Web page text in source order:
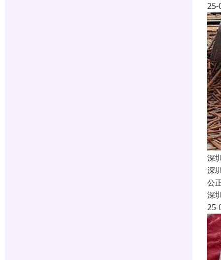
25-
深
深
公
深
25-